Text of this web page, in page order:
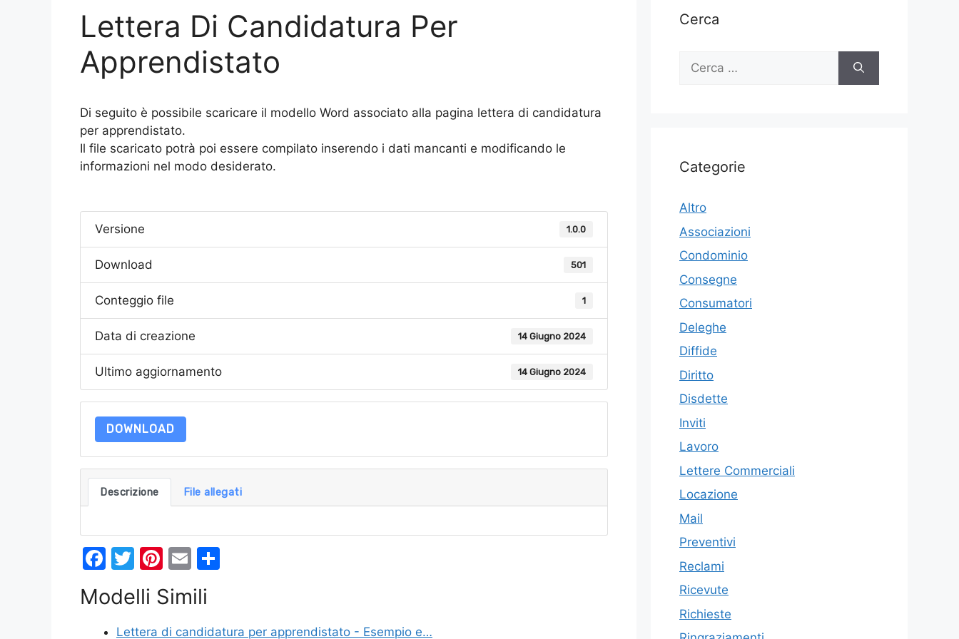
Lettera Di Candidatura Per
Apprendistato
Di seguito è possibile scaricare il modello Word associato alla pagina lettera di candidatura
per apprendistato.
Il file scaricato potrà poi essere compilato inserendo i dati mancanti e modificando le
informazioni nel modo desiderato.
Versione 1.0.0
Download 501
Conteggio file 1
Data di creazione 14 Giugno 2024
Ultimo aggiornamento 14 Giugno 2024
DOWNLOAD
Descrizione File allegati
F
c
e
T
w
itt
er
Pi
nt
er
e
E
m
ai
l
di
Modelli Simili
Lettera di candidatura per apprendistato - Esempio e…
Cerca
Ricerca
Categorie
Altro
Associazioni
Condominio
Consegne
Consumatori
Deleghe
Diffide
Diritto
Disdette
Inviti
Lavoro
Lettere Commerciali
Locazione
Mail
Preventivi
Reclami
Ricevute
Richieste